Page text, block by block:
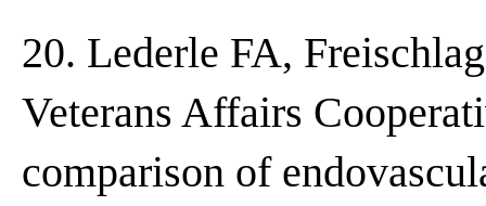
20. Lederle FA,
Veterans Affairs
comparison of